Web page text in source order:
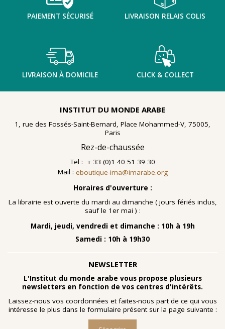
PAIEMENT SÉCURISÉ LIVRAISON RELAIS COLIS
LIVRAISON À DOMICILE CLICK & COLLECT
INSTITUT DU MONDE ARABE
1, rue des Fossés-Saint-Bernard, Place Mohammed-V, 75005,
Paris
Rez-de-chaussée
Tel : + 33 (0)1 40 51 39 30
Mail : eboutique-ima@imarabe.org
Horaires d'ouverture :
La librairie est ouverte du mardi au dimanche ( jours fériés inclus,
sauf le 1er mai ) :
Mardi, jeudi, vendredi et dimanche : 10h à 19h
Samedi : 10h à 19h30
NEWSLETTER
L'Institut du monde arabe vous propose plusieurs
newsletters en fonction de vos centres d'intérêts.
Laissez-nous vos coordonnées et faites-nous part de ce qui vous
intéresse le plus dans le formulaire présent sur la page suivante :